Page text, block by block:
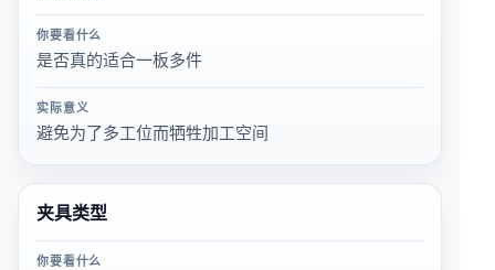
你要看什么
是否真的适合一板多件
实际意义
避免为了多工位而牺牲加工空间
夹具类型
你要看什么